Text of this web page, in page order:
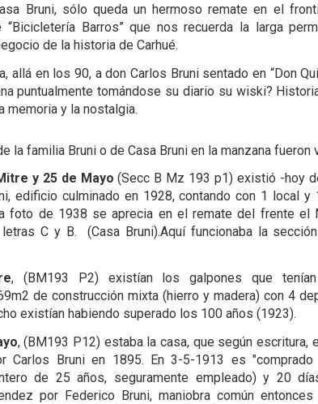
Bruni, sólo queda un hermoso remate en el
Barros” que nos recuerda la larga
de la historia de Carhué.
allá en los 90, a don Carlos Bruni sentado en “Don
puntualmente tomándose su diario su wiski?
memoria y la nostalgia.
la familia Bruni o de Casa Bruni en la manzana fueron
y 25 de Mayo (Secc B Mz 193 p1) existió -hoy
edificio culminado en 1928, contando con 1 local y
foto de 1938 se aprecia en el remate del frente el
C y B. (Casa Bruni).Aquí funcionaba la
, (BM193 P2) existían los galpones que
de construcción mixta (hierro y madera) con 4
existían habiendo superado los 100 años (1923).
, (BM193 P12) estaba la casa, que según escritura,
Carlos Bruni en 1895. En 3-5-1913 es
de 25 años, seguramente empleado) y 20
por Federico Bruni, maniobra común